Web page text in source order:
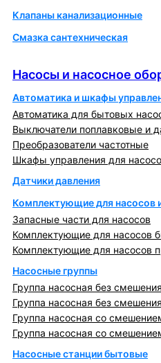
Клапаны канализационные
Смазка сантехническая
Насосы и насосное
Автоматика и шкафы
Автоматика для бытовых
Выключатели поплавковые и
Преобразователи частотные
Шкафы управления для
Датчики давления
Комплектующие для насосов
Запасные части для насосов
Комплектующие для насосов
Комплектующие для насосов
Насосные группы
Группа насосная без
Группа насосная без
Группа насосная со
Группа насосная со
Насосные станции бытовые